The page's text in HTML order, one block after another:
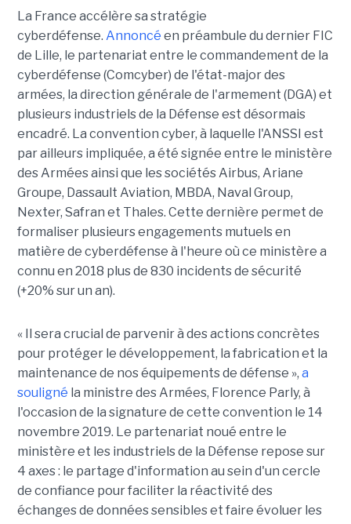
La France accélère sa stratégie
cyberdéfense. Annoncé en préambule du dernier FIC
de Lille, le partenariat entre le commandement de la
cyberdéfense (Comcyber) de l'état-major des
armées, la direction générale de l'armement (DGA) et
plusieurs industriels de la Défense est désormais
encadré. La convention cyber, à laquelle l'ANSSI est
par ailleurs impliquée, a été signée entre le ministère
des Armées ainsi que les sociétés Airbus, Ariane
Groupe, Dassault Aviation, MBDA, Naval Group,
Nexter, Safran et Thales. Cette dernière permet de
formaliser plusieurs engagements mutuels en
matière de cyberdéfense à l'heure où ce ministère a
connu en 2018 plus de 830 incidents de sécurité
(+20% sur un an).
« Il sera crucial de parvenir à des actions concrètes
pour protéger le développement, la fabrication et la
maintenance de nos équipements de défense », a
souligné la ministre des Armées, Florence Parly, à
l'occasion de la signature de cette convention le 14
novembre 2019. Le partenariat noué entre le
ministère et les industriels de la Défense repose sur
4 axes : le partage d'information au sein d'un cercle
de confiance pour faciliter la réactivité des
échanges de données sensibles et faire évoluer les